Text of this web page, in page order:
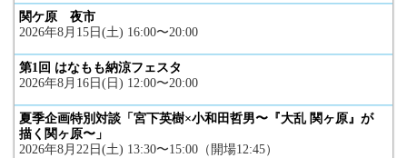
関ケ原 夜市
2026年8月15日(土) 16:00〜20:00
第1回 はなもも納涼フェスタ
2026年8月16日(日) 12:00〜20:00
夏季企画特別対談「宮下英樹×小和田哲男〜『大乱 関ヶ原』が
描く関ヶ原〜」
2026年8月22日(土) 13:30〜15:00（開場12:45）